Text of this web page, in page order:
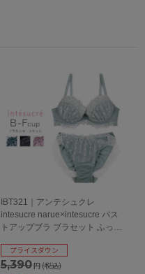
IBT321｜アンテシュクレ
intesucre narue×intesucre バス
トアップブラ ブラセット ふっく
5,390円(税込)
プライスダウン